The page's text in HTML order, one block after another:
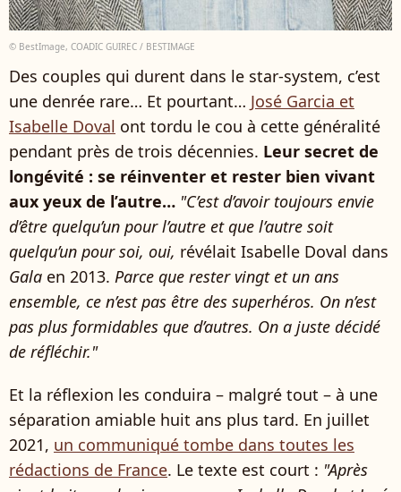
© BestImage, COADIC GUIREC / BESTIMAGE
Des couples qui durent dans le star-system, c’est
une denrée rare… Et pourtant… José Garcia et
Isabelle Doval ont tordu le cou à cette généralité
pendant près de trois décennies. Leur secret de
longévité : se réinventer et rester bien vivant
aux yeux de l’autre… "C’est d’avoir toujours envie
d’être quelqu’un pour l’autre et que l’autre soit
quelqu’un pour soi, oui, révélait Isabelle Doval dans
Gala en 2013. Parce que rester vingt et un ans
ensemble, ce n’est pas être des superhéros. On n’est
pas plus formidables que d’autres. On a juste décidé
de réfléchir."
Et la réflexion les conduira – malgré tout – à une
séparation amiable huit ans plus tard. En juillet
2021, un communiqué tombe dans toutes les
rédactions de France. Le texte est court : "Après